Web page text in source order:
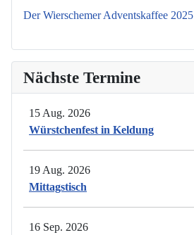
Der Wierschemer Adventskaffee 2025
Nächste Termine
15 Aug. 2026
Würstchenfest in Keldung
19 Aug. 2026
Mittagstisch
16 Sep. 2026